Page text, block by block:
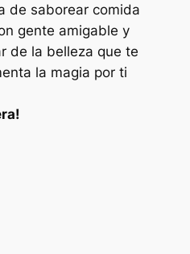
de saborear comida
gente amigable y
de la belleza que te
la magia por ti